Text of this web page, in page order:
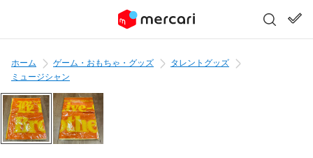
ホーム ゲーム・おもちゃ・グッズ
タレントグッズ
ミュージシャン